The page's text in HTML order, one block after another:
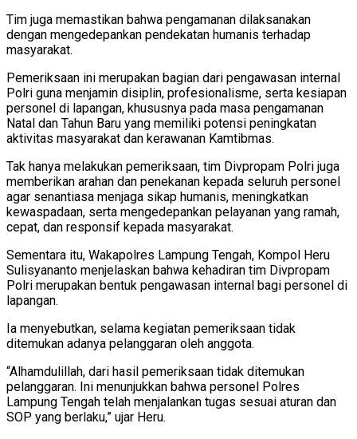
Tim juga memastikan bahwa pengamanan dilaksanakan
dengan mengedepankan pendekatan humanis terhadap
masyarakat.
Pemeriksaan ini merupakan bagian dari pengawasan internal
Polri guna menjamin disiplin, profesionalisme, serta kesiapan
personel di lapangan, khususnya pada masa pengamanan
Natal dan Tahun Baru yang memiliki potensi peningkatan
aktivitas masyarakat dan kerawanan Kamtibmas.
Tak hanya melakukan pemeriksaan, tim Divpropam Polri juga
memberikan arahan dan penekanan kepada seluruh personel
agar senantiasa menjaga sikap humanis, meningkatkan
kewaspadaan, serta mengedepankan pelayanan yang ramah,
cepat, dan responsif kepada masyarakat.
Sementara itu, Wakapolres Lampung Tengah, Kompol Heru
Sulisyananto menjelaskan bahwa kehadiran tim Divpropam
Polri merupakan bentuk pengawasan internal bagi personel di
lapangan.
Ia menyebutkan, selama kegiatan pemeriksaan tidak
ditemukan adanya pelanggaran oleh anggota.
“Alhamdulillah, dari hasil pemeriksaan tidak ditemukan
pelanggaran. Ini menunjukkan bahwa personel Polres
Lampung Tengah telah menjalankan tugas sesuai aturan dan
SOP yang berlaku,” ujar Heru.